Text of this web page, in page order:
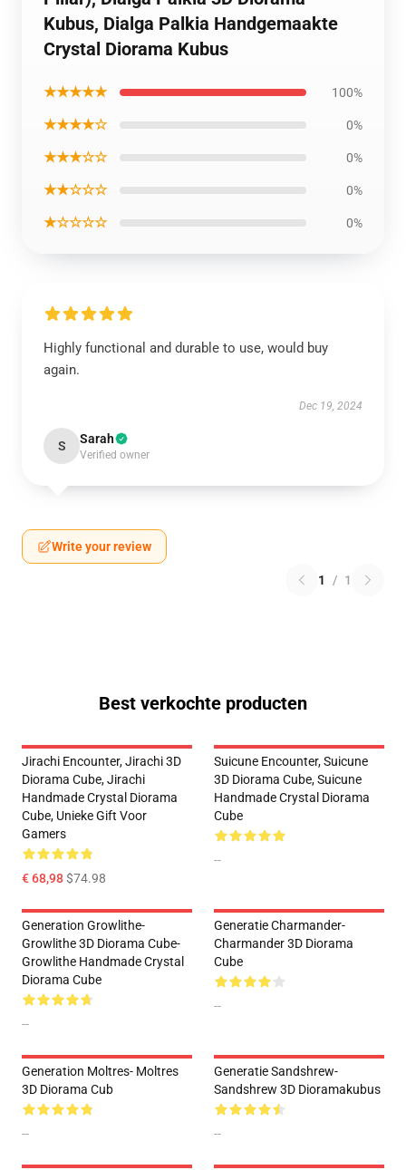
Kubus, Dialga Palkia Handgemaakte
Crystal Diorama Kubus
★★★★★ 100%
★★★★☆ 0%
★★★☆☆ 0%
★★☆☆☆ 0%
★☆☆☆☆ 0%
Highly functional and durable to use, would buy
again.
Dec 19, 2024
S Sarah
Verified owner
Write your review
1 / 1
Best verkochte producten
Jirachi Encounter, Jirachi 3D
Diorama Cube, Jirachi
Handmade Crystal Diorama
Cube, Unieke Gift Voor
Gamers
€ 68,98$74.98
Suicune Encounter, Suicune
3D Diorama Cube, Suicune
Handmade Crystal Diorama
Cube
--
Generation Growlithe-
Growlithe 3D Diorama Cube-
Growlithe Handmade Crystal
Diorama Cube
--
Generatie Charmander-
Charmander 3D Diorama
Cube
--
Generation Moltres- Moltres
3D Diorama Cub
--
Generatie Sandshrew-
Sandshrew 3D Dioramakubus
--